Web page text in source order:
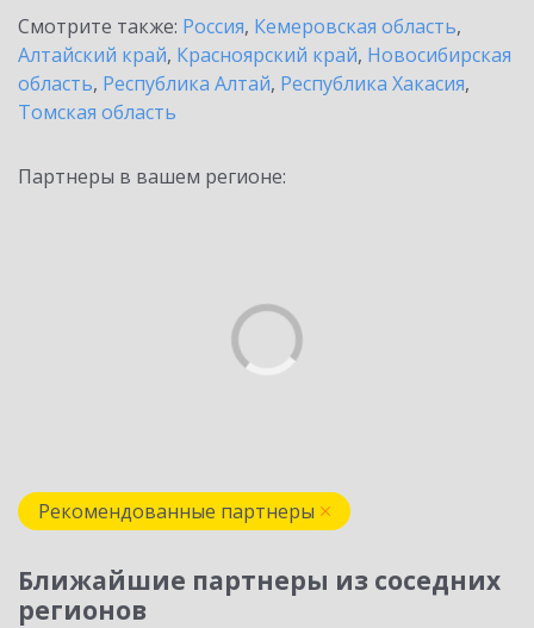
Смотрите также: Россия, Кемеровская область,
Алтайский край, Красноярский край, Новосибирская
область, Республика Алтай, Республика Хакасия,
Томская область
Партнеры в вашем регионе:
Рекомендованные партнеры
Ближайшие партнеры из соседних
регионов